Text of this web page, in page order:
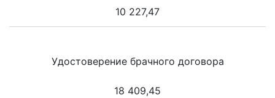
10 227,47
Удостоверение брачного договора
18 409,45